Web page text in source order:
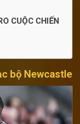
CUỘC CHIẾN
bộ Newcastle